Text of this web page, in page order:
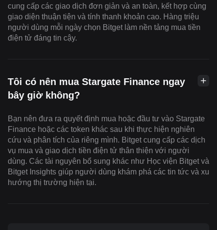
cung cấp các giao dịch đơn giản và an toàn, kết hợp cùng
giao diện thuận tiện và tính thanh khoản cao. Hàng triệu
người dùng mỗi ngày chọn Bitget làm nền tảng mua tiền
điện tử đáng tin cậy.
Tôi có nên mua Stargate Finance ngay
bây giờ không?
Bạn nên đưa ra quyết định mua hoặc đầu tư vào Stargate
Finance hoặc các token khác sau khi thực hiện nghiên
cứu và phân tích của riêng mình. Bitget cung cấp các dịch
vụ mua và giao dịch tiền điện tử thân thiện với người
dùng. Các tài nguyên bổ sung khác như Học viện Bitget và
Bitget Insights giúp người dùng khám phá các tin tức và xu
hướng thị trường hiện tại.